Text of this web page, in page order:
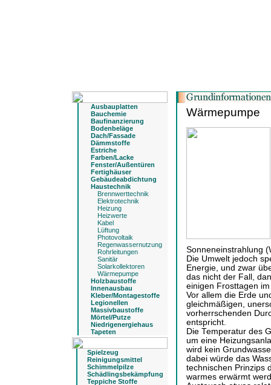
Ausbauplatten
Bauchemie
Baufinanzierung
Bodenbeläge
Dach/Fassade
Dämmstoffe
Estriche
Farben/Lacke
Fenster/Außentüren
Fertighäuser
Gebäudeabdichtung
Haustechnik
Brennwerttechnik
Elektrotechnik
Heizung
Heizwerte
Kabel
Lüftung
Photovoltaik
Regenwassernutzung
Rohrleitungen
Sanitär
Solarkollektoren
Wärmepumpe
Holzbaustoffe
Innenausbau
Kleber/Montagestoffe
Legionellen
Massivbaustoffe
Mörtel/Putze
Niedrigenergiehaus
Tapeten
Spielzeug
Reinigungsmittel
Schimmelpilze
Schädlingsbekämpfung
Teppiche Stoffe
Wärmepumpe
Sonneneinstrahlung
Die Umwelt jedoch
Energie, und zwar
das nicht der Fall,
einigen Frosttagen
Vor allem die Erde
gleichmäßigen,
vorherrschenden
entspricht.
Die Temperatur des
um eine
wird kein
dabei würde das
technischen Prinzips
warmes erwärmt